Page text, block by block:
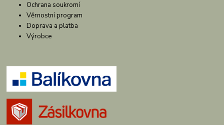
Ochrana soukromí
Věrnostní program
Doprava a platba
Výrobce